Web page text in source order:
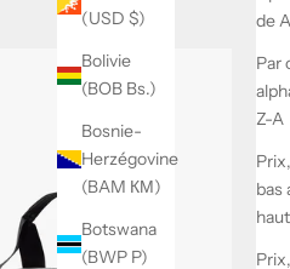
(USD $)
Bolivie
(BOB Bs.)
Bosnie-
Herzégovine
(BAM КМ)
Botswana
(BWP P)
de
Par
Z-A
bas
haut